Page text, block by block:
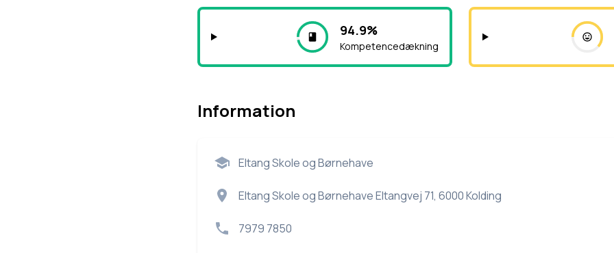
94.9%
Kompetencedækning
Information
Eltang Skole og Børnehave
Eltang Skole og Børnehave Eltangvej 71, 6000 Kolding
7979 7850